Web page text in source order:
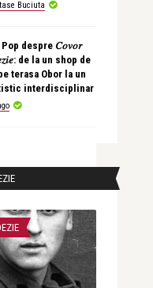
Buciuta
despre 𝐶𝑜𝑣𝑜𝑟
de la un shop de
terasa Obor la un
interdisciplinar